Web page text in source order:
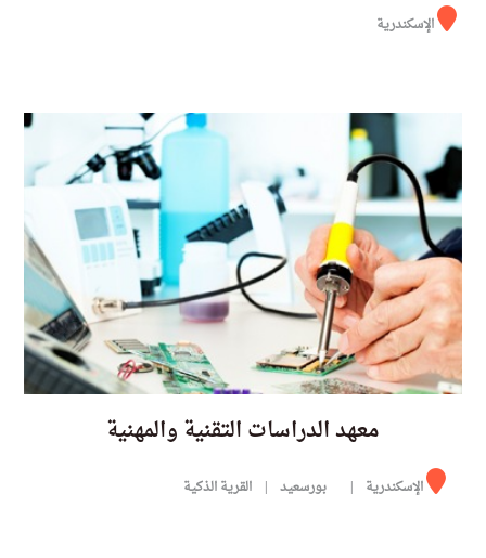
الإسكندرية
معهد الدراسات التقنية والمهنية
الإسكندرية بورسعيد القرية الذكية